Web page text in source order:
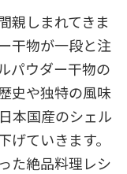
親しまれてきま
干物が一段と注
パウダー干物の
史や独特の風味
本国産のシェル
ていきます。
た絶品料理レシ